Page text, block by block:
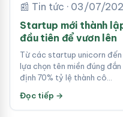
📰 Tin tức · 03/07/
Startup mới thành
đầu tiên để vươn lên
Từ các startup unicorn đến
lựa chọn tên miền đúng
định 70% tỷ lệ thành cô…
Đọc tiếp →